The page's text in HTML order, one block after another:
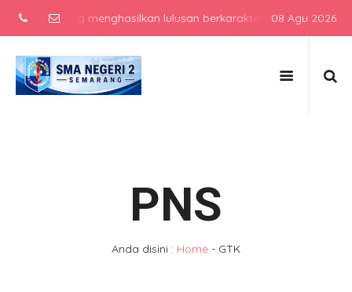
lulusan berkarakter, berprestasi, dan siap bersaing di era
08 Agu 2026
PNS
Anda disini : Home - GTK